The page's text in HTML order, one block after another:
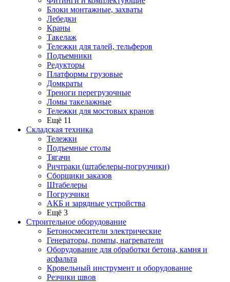
Блоки монтажные, захваты
Лебедки
Краны
Такелаж
Тележки для талей, тельферов
Подъемники
Редукторы
Платформы грузовые
Домкраты
Треноги перегрузочные
Ломы такелажные
Тележки для мостовых кранов
Ещё 11
Складская техника
Тележки
Подъемные столы
Тягачи
Ричтраки (штабелеры-погрузчики)
Сборщики заказов
Штабелеры
Погрузчики
АКБ и зарядные устройства
Ещё 3
Строительное оборудование
Бетоносмесители электрические
Генераторы, помпы, нагреватели
Оборудование для обработки бетона, камня и
асфальта
Кровельный инструмент и оборудование
Резчики швов